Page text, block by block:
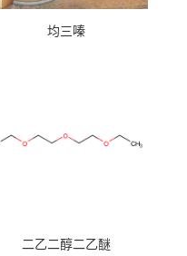
均三嗪
二乙二醇二乙醚